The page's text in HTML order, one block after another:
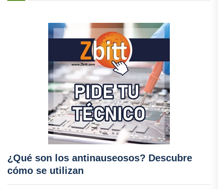
¿Qué son los antinauseosos? Descubre
cómo se utilizan